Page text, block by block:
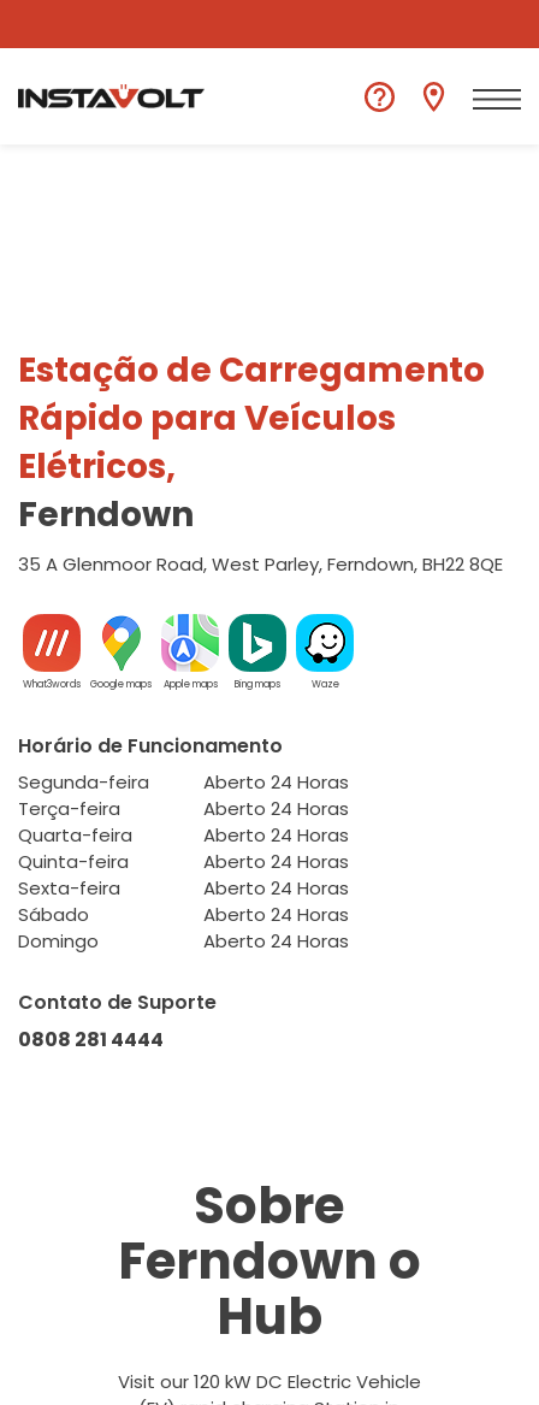
Ver outra localização
Estação de Carregamento
Rápido para Veículos
Elétricos,
Ferndown
35 A Glenmoor Road, West Parley, Ferndown, BH22 8QE
What3words Google maps Apple maps Bing maps Waze
Horário de Funcionamento
Segunda-feira
Aberto 24 Horas
Terça-feira
Aberto 24 Horas
Quarta-feira
Aberto 24 Horas
Quinta-feira
Aberto 24 Horas
Sexta-feira
Aberto 24 Horas
Sábado
Aberto 24 Horas
Domingo
Aberto 24 Horas
Contato de Suporte
0808 281 4444
Sobre
Ferndown o
Hub
Visit our 120 kW DC Electric Vehicle